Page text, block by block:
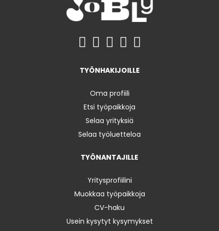
TYÖNHAKIJOILLE
Oma profiili
Etsi työpaikkoja
Selaa yrityksiä
Selaa työluetteloa
TYÖNANTAJILLE
Yritysprofiilini
Muokkaa työpaikkoja
CV-haku
Usein kysytyt kysymykset